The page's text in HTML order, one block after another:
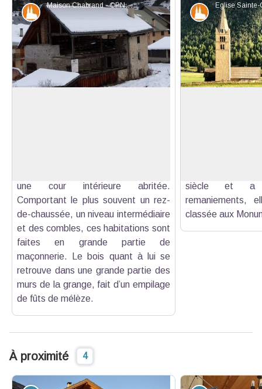
Maison Chabrand - ©PNRQ
Patrimoine et histoire
une cour intérieure abritée.
Comportant le plus souvent un rez-
de-chaussée, un niveau intermédiaire
et des combles, ces habitations sont
faites en grande partie de
maçonnerie. Le bois quant à lui se
retrouve dans une grande partie des
murs de la grange, fait d’un empilage
de fûts de mélèze.
Patrimoine
siècle et a
remaniements,
classée aux
À proximité 4